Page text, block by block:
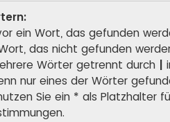
ein Wort, das gefunden
das nicht gefunden
Wörter getrennt durch
nur eines der Wörter
Sie ein * als Platzhalter